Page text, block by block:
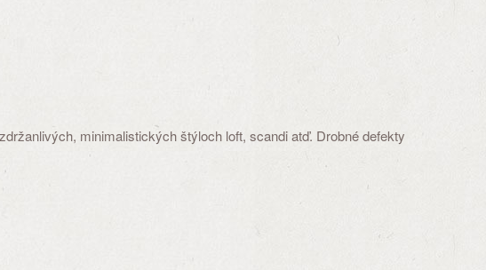
minimalistických štýloch loft, scandi atď. Drobné defekty